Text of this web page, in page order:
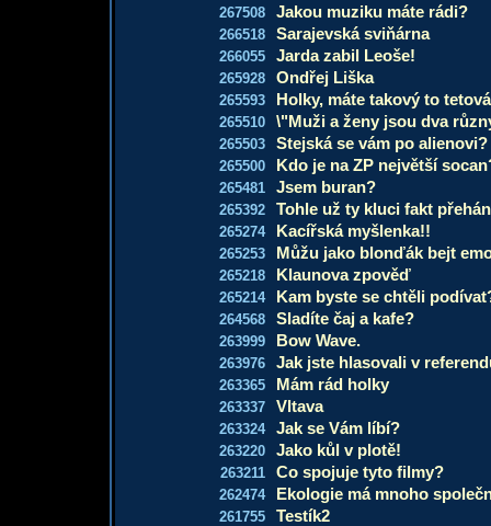
267508 Jakou muziku máte rádi?
266518 Sarajevská sviňárna
266055 Jarda zabil Leoše!
265928 Ondřej Liška
265593 Holky, máte takový to
265510 \"Muži a ženy jsou dva
265503 Stejská se vám po alienovi?
265500 Kdo je na ZP největší
265481 Jsem buran?
265392 Tohle už ty kluci fakt
265274 Kacířská myšlenka!!
265253 Můžu jako blonďák bejt
265218 Klaunova zpověď
265214 Kam byste se chtěli
264568 Sladíte čaj a kafe?
263999 Bow Wave.
263976 Jak jste hlasovali v
263365 Mám rád holky
263337 Vltava
263324 Jak se Vám líbí?
263220 Jako kůl v plotě!
263211 Co spojuje tyto filmy?
262474 Ekologie má mnoho
261755 Testík2